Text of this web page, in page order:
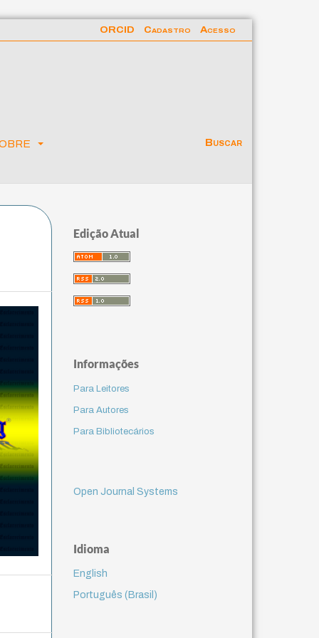
Buscar
ORCID Cadastro Acesso
Edição Atual
Informações
Para Leitores
Para Autores
Para Bibliotecários
Open Journal Systems
Idioma
English
Português (Brasil)